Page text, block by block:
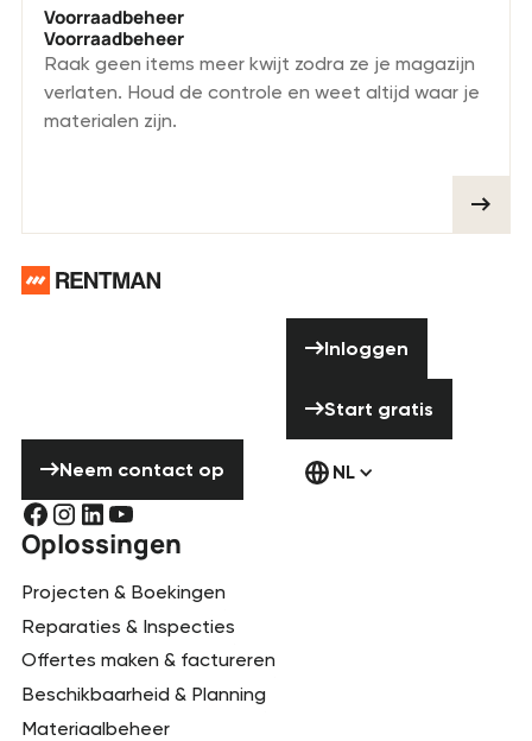
Voorraadbeheer
Voorraadbeheer
Raak geen items meer kwijt zodra ze je magazijn
verlaten. Houd de controle en weet altijd waar je
materialen zijn.
Neem contact op
Inloggen
Start gratis
NL
Oplossingen
Projecten & Boekingen
Reparaties & Inspecties
Offertes maken & factureren
Beschikbaarheid & Planning
Materiaalbeheer